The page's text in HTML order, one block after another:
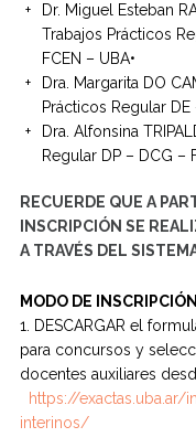
Dr. Miguel Esteban
Trabajos Prácticos
FCEN – UBA•
Dra. Margarita DO
Prácticos Regular DE
Dra. Alfonsina
Regular DP – DCG –
RECUERDE QUE A
INSCRIPCIÓN SE
A TRAVÉS DEL
MODO DE
1. DESCARGAR el
para concursos y
docentes auxiliares
https://
interinos/